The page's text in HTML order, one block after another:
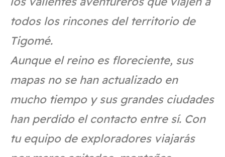
todos los rincones del territorio de
Tigomé.
Aunque el reino es floreciente, sus
mapas no se han actualizado en
mucho tiempo y sus grandes ciudades
han perdido el contacto entre sí. Con
tu equipo de exploradores viajarás